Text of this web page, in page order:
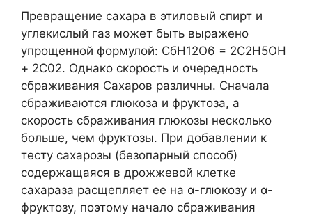
Превращение сахара в этиловый спирт и
углекислый газ может быть выражено
упрощенной формулой: СбН12О6 = 2С2Н5ОН
+ 2С02. Однако скорость и очередность
сбраживания Сахаров различны. Сначала
сбраживаются глюкоза и фруктоза, а
скорость сбраживания глюкозы несколько
больше, чем фруктозы. При добавлении к
тесту сахарозы (безопарный способ)
содержащаяся в дрожжевой клетке
сахараза расщепляет ее на α-глюкозу и α-
фруктозу, поэтому начало сбраживания